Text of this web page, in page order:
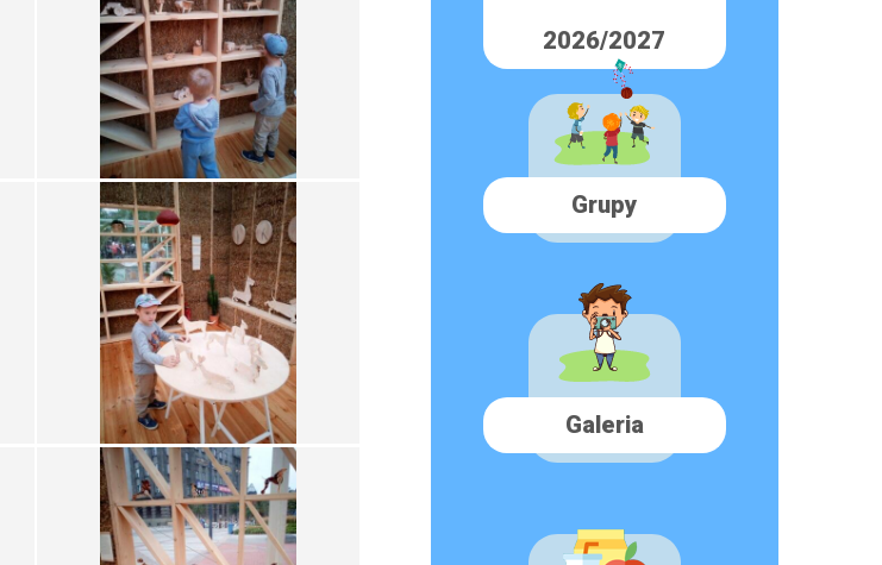
2026/2027
Grupy
Galeria